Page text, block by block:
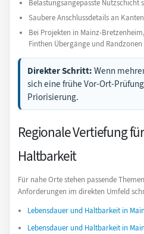
Belastungsangepasste Nutzschicht
Saubere Anschlussdetails an
Bei Projekten in Mainz-
Finthen Übergänge und
Direkter Schritt: Wenn
sich eine frühe Vor-Ort-
Priorisierung.
Regionale Vertiefung
Haltbarkeit
Für nahe Orte stehen passende
Anforderungen im direkten Umfeld
Lebensdauer und Haltbarkeit in
Lebensdauer und Haltbarkeit in